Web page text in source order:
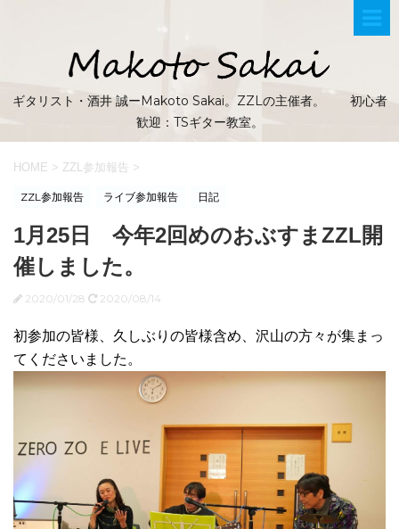
ギタリスト・酒井 誠ーMakoto Sakai。ZZLの主催者。 初心者
歓迎：TSギター教室。
HOME > ZZL参加報告 >
ZZL参加報告 ライブ参加報告 日記
1月25日 今年2回めのおぶすまZZL開
催しました。
2020/01/28 2020/08/14
初参加の皆様、久しぶりの皆様含め、沢山の方々が集まっ
てくださいました。